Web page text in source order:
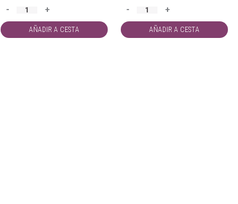
- +
AÑADIR A CESTA
- +
AÑADIR A CESTA